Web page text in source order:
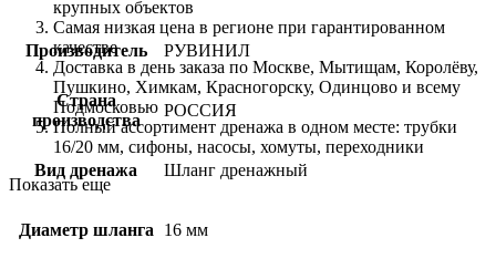
крупных объектов
Самая низкая цена в регионе при гарантированном
качестве
Доставка в день заказа по Москве, Мытищам, Королёву,
Пушкино, Химкам, Красногорску, Одинцово и всему
Подмосковью
Полный ассортимент дренажа в одном месте: трубки
16/20 мм, сифоны, насосы, хомуты, переходники
Показать еще
Производитель РУВИНИЛ
Страна
производства
РОССИЯ
Вид дренажа Шланг дренажный
Диаметр шланга 16 мм